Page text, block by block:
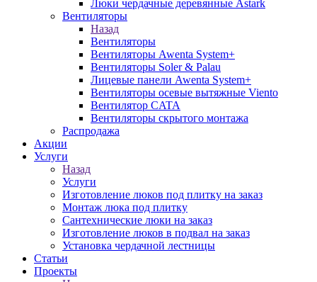
Люки чердачные деревянные Astark
Вентиляторы
Назад
Вентиляторы
Вентиляторы Awenta System+
Вентиляторы Soler & Palau
Лицевые панели Awenta System+
Вентиляторы осевые вытяжные Viento
Вентилятор CATA
Вентиляторы скрытого монтажа
Распродажа
Акции
Услуги
Назад
Услуги
Изготовление люков под плитку на заказ
Монтаж люка под плитку
Сантехнические люки на заказ
Изготовление люков в подвал на заказ
Установка чердачной лестницы
Статьи
Проекты